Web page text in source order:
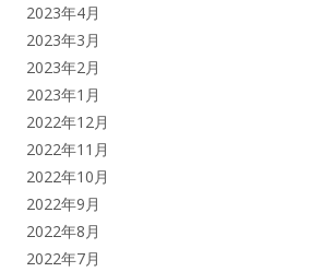
2023年4月
2023年3月
2023年2月
2023年1月
2022年12月
2022年11月
2022年10月
2022年9月
2022年8月
2022年7月